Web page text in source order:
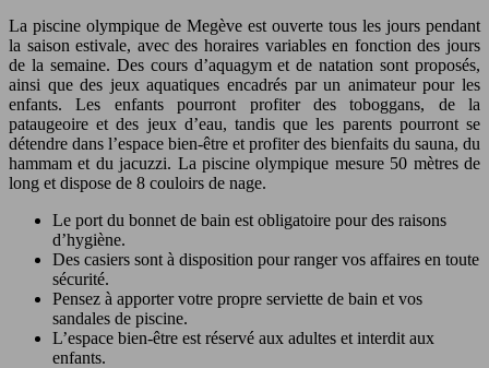
La piscine olympique de Megève est ouverte tous les jours pendant
la saison estivale, avec des horaires variables en fonction des jours
de la semaine. Des cours d’aquagym et de natation sont proposés,
ainsi que des jeux aquatiques encadrés par un animateur pour les
enfants. Les enfants pourront profiter des toboggans, de la
pataugeoire et des jeux d’eau, tandis que les parents pourront se
détendre dans l’espace bien-être et profiter des bienfaits du sauna, du
hammam et du jacuzzi. La piscine olympique mesure 50 mètres de
long et dispose de 8 couloirs de nage.
Le port du bonnet de bain est obligatoire pour des raisons
d’hygiène.
Des casiers sont à disposition pour ranger vos affaires en toute
sécurité.
Pensez à apporter votre propre serviette de bain et vos
sandales de piscine.
L’espace bien-être est réservé aux adultes et interdit aux
enfants.